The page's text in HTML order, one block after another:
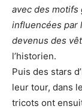
avec des
influencées par
devenus des
l’historien.
Puis des stars
leur tour, dans
tricots ont